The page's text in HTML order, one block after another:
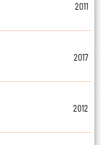
2011
2017
2012